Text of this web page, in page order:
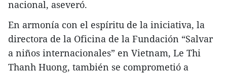
nacional, aseveró.
En armonía con el espíritu de la iniciativa, la
directora de la Oficina de la Fundación “Salvar
a niños internacionales” en Vietnam, Le Thi
Thanh Huong, también se comprometió a